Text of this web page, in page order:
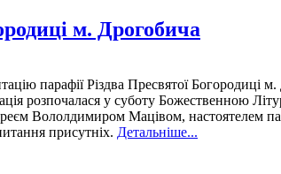
м. Дрогобича
парафії Різдва Пресвятої Богородиці
розпочалася у суботу Божественною
Вололдимиром Мацівом, настоятелем
присутніх. Детальніше...